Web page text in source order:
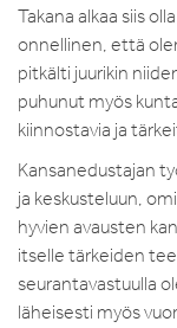
Takana alkaa siis
onnellinen, että
pitkälti juurikin
puhunut myös
kiinnostavia ja
Kansanedustajan
ja keskusteluun,
hyvien avausten
itselle tärkeiden
seurantavastuulla
läheisesti myös